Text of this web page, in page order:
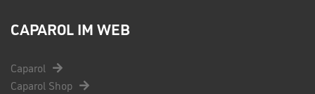
CAPAROL IM WEB
Caparol
Caparol Shop